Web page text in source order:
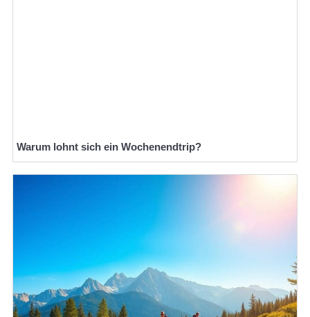
Warum lohnt sich ein Wochenendtrip?